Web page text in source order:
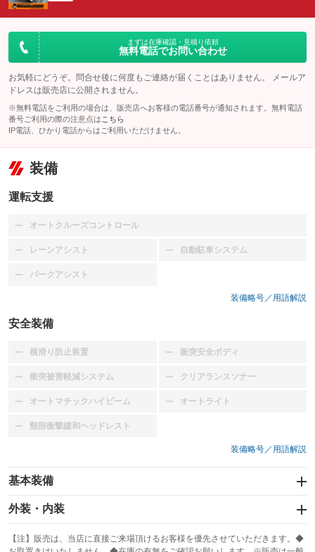
まずは在庫確認・見積り依頼
無料電話でお問い合わせ
お気軽にどうぞ。問合せ後に何度もご連絡が届くことはありません。 メールア
ドレスは販売店に公開されません。
※無料電話をご利用の場合は、販売店へお客様の電話番号が通知されます。無料電話
番号ご利用の際の注意点は こちら
IP電話、ひかり電話からはご利用いただけません。
装備
運転支援
オートクルーズコントロール
：装備なし
レーンアシスト
：装備なし 自動駐車システム
：装備なし
パークアシスト
：装備なし
装備略号／用語解説
安全装備
横滑り防止装置
：装備なし 衝突安全ボディ
：装備なし
衝突被害軽減システム
：装備なし クリアランスソナー
：装備なし
オートマチックハイビーム
：装備なし オートライト
：装備なし
頸部衝撃緩和ヘッドレスト
：装備なし
装備略号／用語解説
基本装備
エアバッグ
：装備なし
：装備なし
外装・内装
カーナビ
：装備なし
【注】販売は、当店に直接ご来場頂けるお客様を優先させていただきます。◆